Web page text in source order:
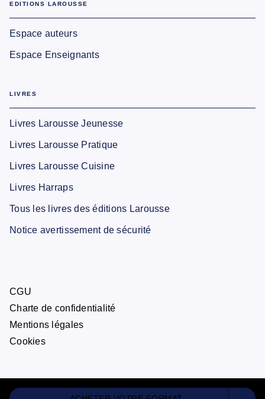
EDITIONS LAROUSSE
Espace auteurs
Espace Enseignants
LIVRES
Livres Larousse Jeunesse
Livres Larousse Pratique
Livres Larousse Cuisine
Livres Harraps
Tous les livres des éditions Larousse
Notice avertissement de sécurité
CGU
Charte de confidentialité
Mentions légales
Cookies